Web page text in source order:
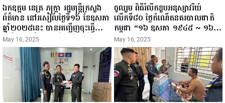
ឯកឧត្តម នេត្រ ភក្ត្រា រដ្ឋមន្ត្រីក្រសួង
ព័ត៌មាន នៅរសៀលថ្ងៃទី១៦ ខែឧសភា
ឆ្នាំ២០២៥នេះ បានអញ្ជើញចុះធ្វើ
ជំរឿនថ្នាក់ដឹកនាំមន្ត្រីរាជការស៉ីវិល នៃ
ក្រសួងព័ត៌មាន...
May 16, 2025
ចូលរួម ពិធីរំលឹកខួបអនុស្សាវរីយ៍
លើកទី៨០ ថ្ងៃកំណើតនគរបាលជាតិ
កម្ពុជា “១៦ ឧសភា ១៩៤៥ ~ ១៦
ឧសភា ២០២៥”...
May 16, 2025